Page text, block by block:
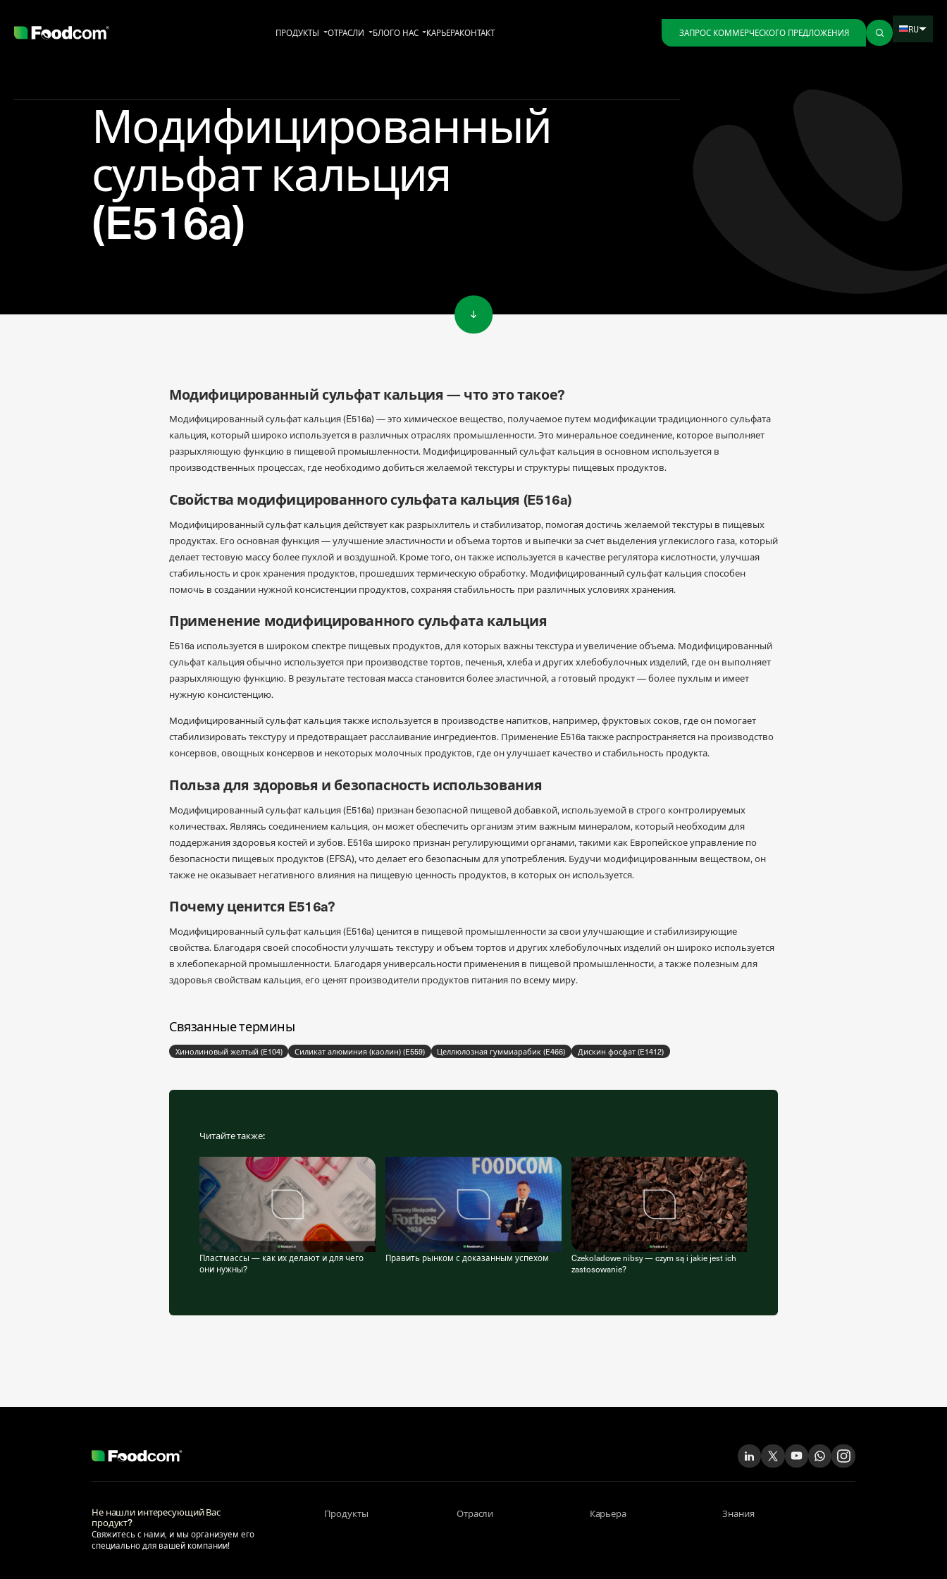
Модифицированный
сульфат кальция
(E516a)
ПРОДУКТЫ ОТРАСЛИ БЛОГО НАС KАРЬЕРАКОНТАКТ ЗАПРОС КОММЕРЧЕСКОГО ПРЕДЛОЖЕНИЯ RU
Модифицированный сульфат кальция — что это такое?
Модифицированный сульфат кальция (E516a) — это химическое вещество, получаемое путем модификации традиционного сульфата
кальция, который широко используется в различных отраслях промышленности. Это минеральное соединение, которое выполняет
разрыхляющую функцию в пищевой промышленности. Модифицированный сульфат кальция в основном используется в
производственных процессах, где необходимо добиться желаемой текстуры и структуры пищевых продуктов.
Свойства модифицированного сульфата кальция (E516a)
Модифицированный сульфат кальция действует как разрыхлитель и стабилизатор, помогая достичь желаемой текстуры в пищевых
продуктах. Его основная функция — улучшение эластичности и объема тортов и выпечки за счет выделения углекислого газа, который
делает тестовую массу более пухлой и воздушной. Кроме того, он также используется в качестве регулятора кислотности, улучшая
стабильность и срок хранения продуктов, прошедших термическую обработку. Модифицированный сульфат кальция способен
помочь в создании нужной консистенции продуктов, сохраняя стабильность при различных условиях хранения.
Применение модифицированного сульфата кальция
E516a используется в широком спектре пищевых продуктов, для которых важны текстура и увеличение объема. Модифицированный
сульфат кальция обычно используется при производстве тортов, печенья, хлеба и других хлебобулочных изделий, где он выполняет
разрыхляющую функцию. В результате тестовая масса становится более эластичной, а готовый продукт — более пухлым и имеет
нужную консистенцию.
Модифицированный сульфат кальция также используется в производстве напитков, например, фруктовых соков, где он помогает
стабилизировать текстуру и предотвращает расслаивание ингредиентов. Применение E516a также распространяется на производство
консервов, овощных консервов и некоторых молочных продуктов, где он улучшает качество и стабильность продукта.
Польза для здоровья и безопасность использования
Модифицированный сульфат кальция (E516a) признан безопасной пищевой добавкой, используемой в строго контролируемых
количествах. Являясь соединением кальция, он может обеспечить организм этим важным минералом, который необходим для
поддержания здоровья костей и зубов. E516a широко признан регулирующими органами, такими как Европейское управление по
безопасности пищевых продуктов (EFSA), что делает его безопасным для употребления. Будучи модифицированным веществом, он
также не оказывает негативного влияния на пищевую ценность продуктов, в которых он используется.
Почему ценится E516a?
Модифицированный сульфат кальция (E516a) ценится в пищевой промышленности за свои улучшающие и стабилизирующие
свойства. Благодаря своей способности улучшать текстуру и объем тортов и других хлебобулочных изделий он широко используется
в хлебопекарной промышленности. Благодаря универсальности применения в пищевой промышленности, а также полезным для
здоровья свойствам кальция, его ценят производители продуктов питания по всему миру.
Связанные термины
Хинолиновый желтый (E104) Силикат алюминия (каолин) (E559) Целлюлозная гуммиарабик (E466) Дискин фосфат (E1412)
Читайте также:
Пластмассы — как их делают и для чего
они нужны?
Править рынком с доказанным успехом
Czekoladowe nibsy — czym są i jakie jest ich
zastosowanie?
Не нашли интересующий Вас
продукт?
Свяжитесь с нами, и мы организуем его
специально для вашей компании!
Продукты Отрасли Карьера Знания